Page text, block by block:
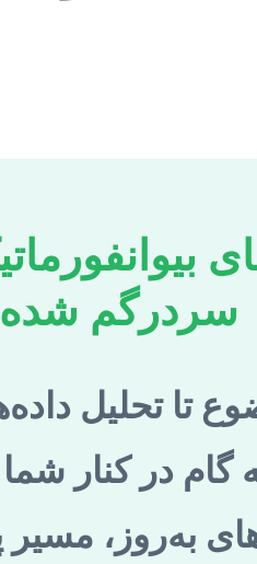
سردرگم
تا تحلیل
گام در کنار
به‌روز، مسیر